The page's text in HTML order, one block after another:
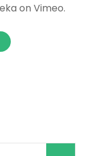
on Vimeo.